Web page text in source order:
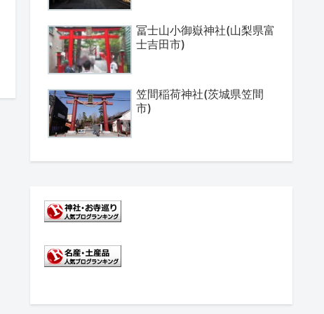
冨士山小御嶽神社(山梨県富
士吉田市)
笠間稲荷神社(茨城県笠間
市)